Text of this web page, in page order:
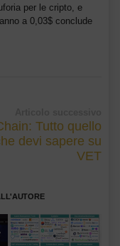
per le cripto, e
a 0,03$ conclude
Tutto quello
devi sapere su
VET